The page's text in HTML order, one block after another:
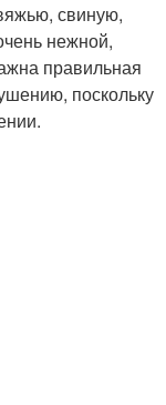
свиную,
нежной,
правильная
поскольку